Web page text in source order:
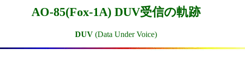
AO-85(Fox-1A) DUV受信の軌跡
DUV (Data Under Voice)